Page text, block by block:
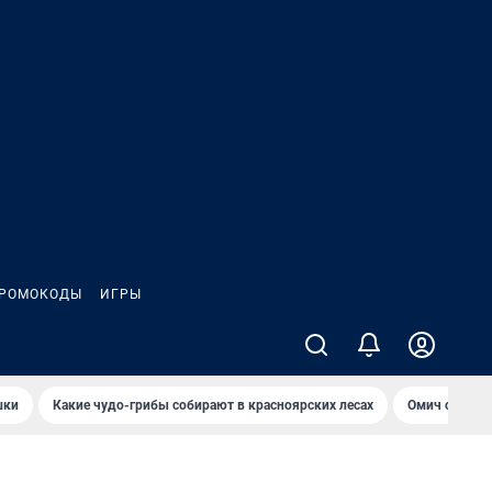
ИГРЫ
Какие чудо-грибы собирают в красноярских лесах Омич